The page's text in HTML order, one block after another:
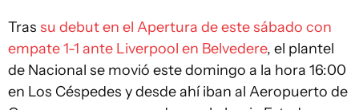
Tras su debut en el Apertura de este sábado con
empate 1-1 ante Liverpool en Belvedere, el plantel
de Nacional se movió este domingo a la hora 16:00
en Los Céspedes y desde ahí iban al Aeropuerto de